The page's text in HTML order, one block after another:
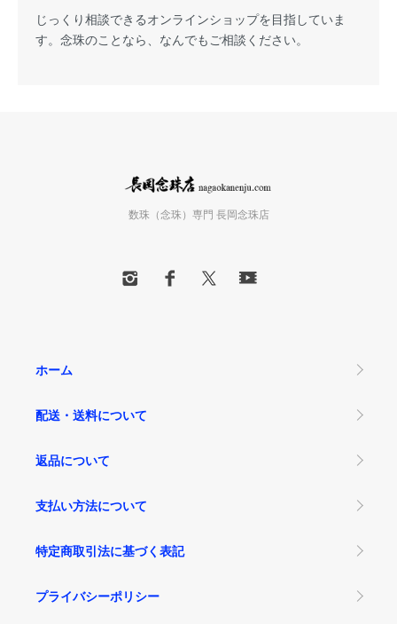
じっくり相談できるオンラインショップを目指していま
す。念珠のことなら、なんでもご相談ください。
数珠（念珠）専門 長岡念珠店
ホーム
配送・送料について
返品について
支払い方法について
特定商取引法に基づく表記
プライバシーポリシー